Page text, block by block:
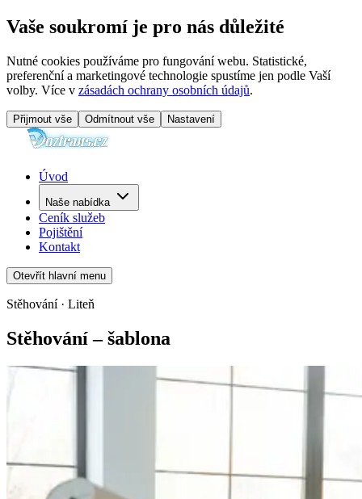
Vaše soukromí je pro nás důležité
Nutné cookies používáme pro fungování webu. Statistické,
preferenční a marketingové technologie spustíme jen podle Vaší
volby. Více v zásadách ochrany osobních údajů.
Přijmout vše Odmítnout vše Nastavení
Úvod
Naše nabídka
Ceník služeb
Pojištění
Kontakt
Otevřít hlavní menu
Stěhování · Liteň
Stěhování – šablona